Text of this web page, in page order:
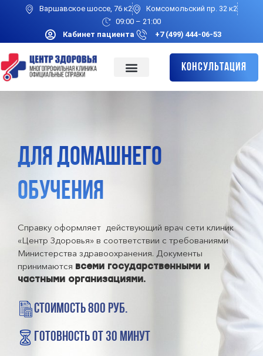
Варшавское шоссе, 76 к2
Комсомольский пр. 32 к2
09:00 – 21:00
Кабинет пациента
+7 (499) 444-06-53
Консультация
ДЛЯ ДОМАШНЕГО
ОБУЧЕНИЯ
Справку оформляет действующий врач сети клиник
«Центр Здоровья» в соответствии с требованиями
Министерства здравоохранения. Документы
принимаются всеми государственными и
частными организациями.
стоимость 800 руб.
готовность от 30 минут